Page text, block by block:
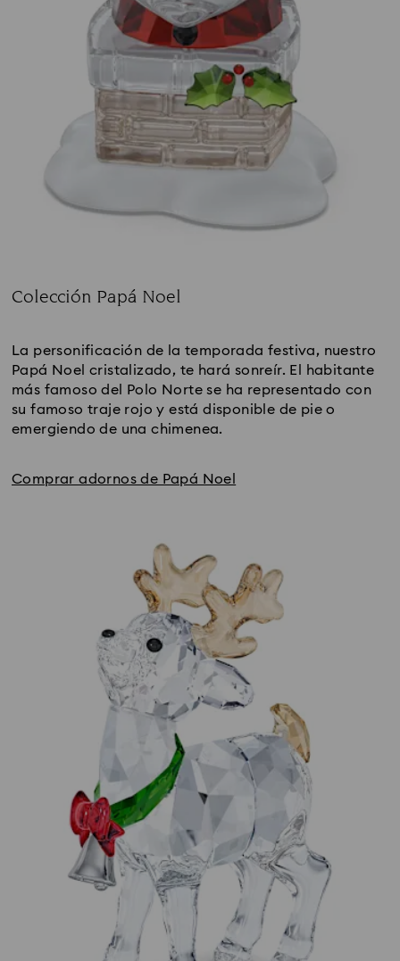
Colección Papá Noel
La personificación de la temporada festiva, nuestro
Papá Noel cristalizado, te hará sonreír. El habitante
más famoso del Polo Norte se ha representado con
su famoso traje rojo y está disponible de pie o
emergiendo de una chimenea.
Comprar adornos de Papá Noel